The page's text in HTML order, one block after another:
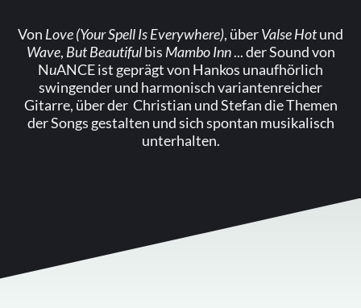
Von Love (Your Spell Is Everywhere), überValse Hotund
Wave, But Beautifulbis Mambo Inn... der Sound von
NuANCE ist geprägt von Hankos unaufhörlich
swingender und harmonisch variantenreicher
Gitarre, über der Christian und Stefan die Themen
der Songs gestalten und sich spontan musikalisch
unterhalten.